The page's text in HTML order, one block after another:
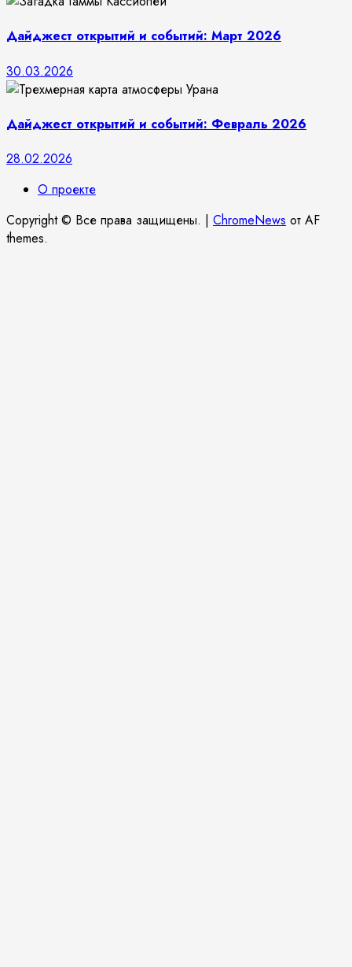
Дайджест открытий и событий: Март 2026
30.03.2026
Дайджест открытий и событий: Февраль 2026
28.02.2026
О проекте
Copyright © Все права защищены. | ChromeNews от AF
themes.